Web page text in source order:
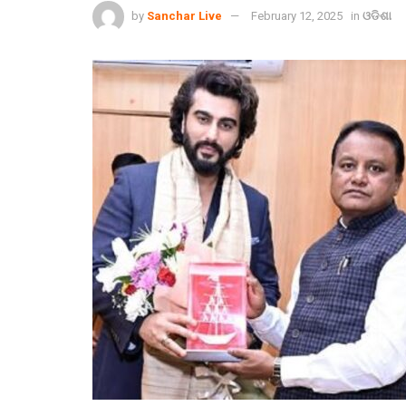
by Sanchar Live February 12, 2025 in ଓଡିଶା